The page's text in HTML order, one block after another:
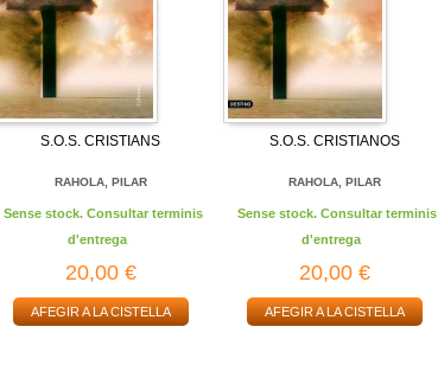
S.O.S. CRISTIANS
RAHOLA, PILAR
Sense stock. Consultar terminis
d'entrega
20,00 €
AFEGIR A LA CISTELLA
S.O.S. CRISTIANOS
RAHOLA, PILAR
Sense stock. Consultar terminis
d'entrega
20,00 €
AFEGIR A LA CISTELLA